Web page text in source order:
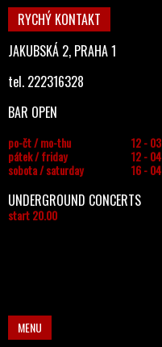
RYCHÝ KONTAKT
JAKUBSKÁ 2, PRAHA 1
tel. 222316328
BAR OPEN
po-čt / mo-thu
12 - 03
pátek / friday
12 - 04
sobota / saturday
16 - 04
UNDERGROUND CONCERTS
start 20.00
MENU